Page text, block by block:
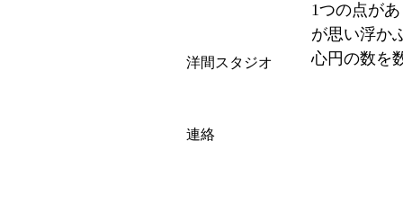
1つの点が
が思い浮か
心円の数を
洋間スタジオ
連絡